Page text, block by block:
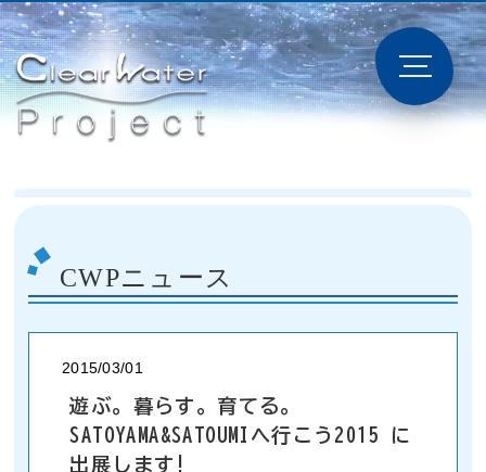
CWPニュース
2015/03/01
遊ぶ。暮らす。育てる。
SATOYAMA&SATOUMIへ行こう2015 に
出展します!